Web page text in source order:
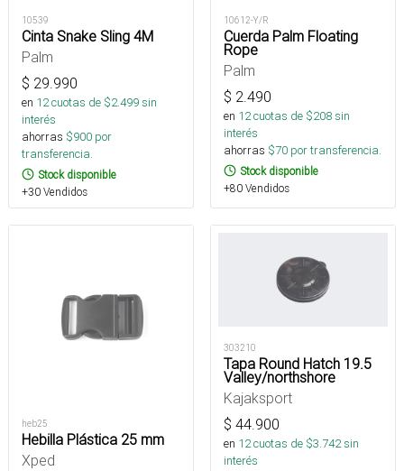
10539
Cinta Snake Sling 4M
Palm
$ 29.990
en 12cuotas de $2.499sin
interés
ahorras $900 por
transferencia.
Stock disponible
+30 Vendidos
10612-Y/R
Cuerda Palm Floating
Rope
Palm
$ 2.490
en 12cuotas de $208sin
interés
ahorras $70 por transferencia.
Stock disponible
+80 Vendidos
heb25
Hebilla Plástica 25 mm
Xped
303210
Tapa Round Hatch 19.5
Valley/northshore
Kajaksport
$ 44.900
en 12cuotas de $3.742sin
interés